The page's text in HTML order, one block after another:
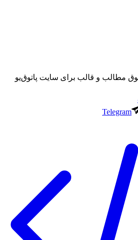
حقوق مطالب و قالب برای سایت پاتوق‌یو
Telegram